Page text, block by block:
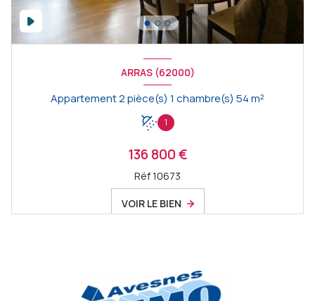
ARRAS (62000)
Appartement 2 pièce(s) 1 chambre(s) 54 m²
1
136 800 €
Réf 10673
VOIR LE BIEN